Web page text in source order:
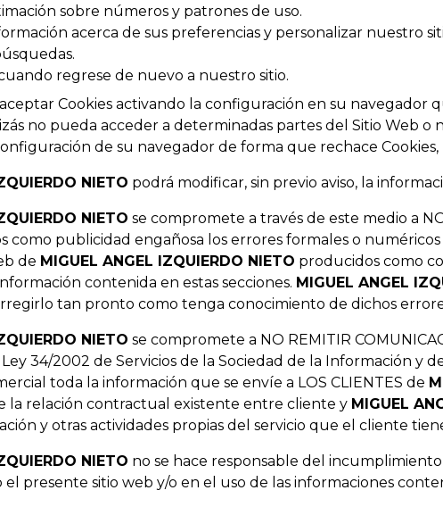
sobre números y patrones de uso.
acerca de sus preferencias y personalizar nuestro
regrese de nuevo a nuestro sitio.
Cookies activando la configuración en su navegador
no pueda acceder a determinadas partes del Sitio Web
de su navegador de forma que rechace
NIETO podrá modificar, sin previo aviso, la
NIETO se compromete a través de este medio a
como publicidad engañosa los errores formales o
de MIGUEL ANGEL IZQUIERDO NIETO producidos como
contenida en estas secciones. MIGUEL ANGEL
tan pronto como tenga conocimiento de dichos
NIETO se compromete a NO REMITIR
34/2002 de Servicios de la Sociedad de la Información y
toda la información que se envíe a LOS CLIENTES de
la relación contractual existente entre cliente y MIGUEL
y otras actividades propias del servicio que el cliente
NIETO no se hace responsable del
el presente sitio web y/o en el uso de las informaciones